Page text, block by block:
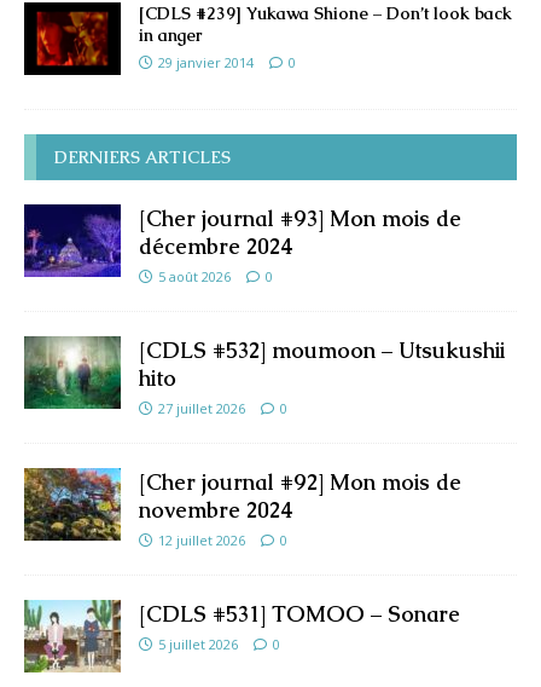
[CDLS #239] Yukawa Shione – Don’t look back
in anger
29 janvier 2014 0
DERNIERS ARTICLES
[Cher journal #93] Mon mois de
décembre 2024
5 août 2026 0
[CDLS #532] moumoon – Utsukushii
hito
27 juillet 2026 0
[Cher journal #92] Mon mois de
novembre 2024
12 juillet 2026 0
[CDLS #531] TOMOO – Sonare
5 juillet 2026 0